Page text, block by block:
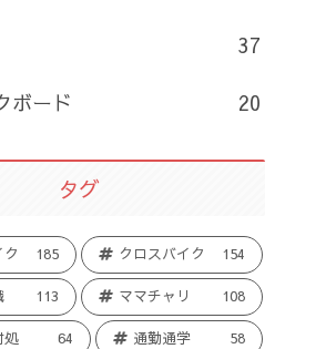
37
ボード 20
タグ
185 クロスバイク 154
113 ママチャリ 108
処 64 通勤通学 58